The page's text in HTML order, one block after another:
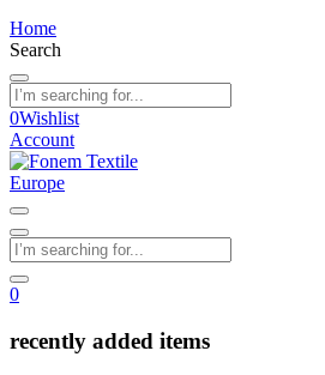
Home
Search
0Wishlist
Account
0
recently added items